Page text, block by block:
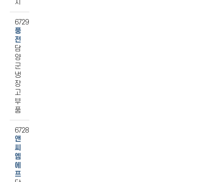
치
6729
풍
전
담
양
군
냉
장
고
부
품
6728
앤
씨
엠
에
프